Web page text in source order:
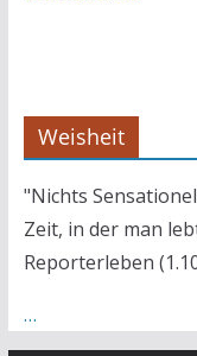
Weisheit
"Nichts
Zeit, in der man
Reporterleben
…